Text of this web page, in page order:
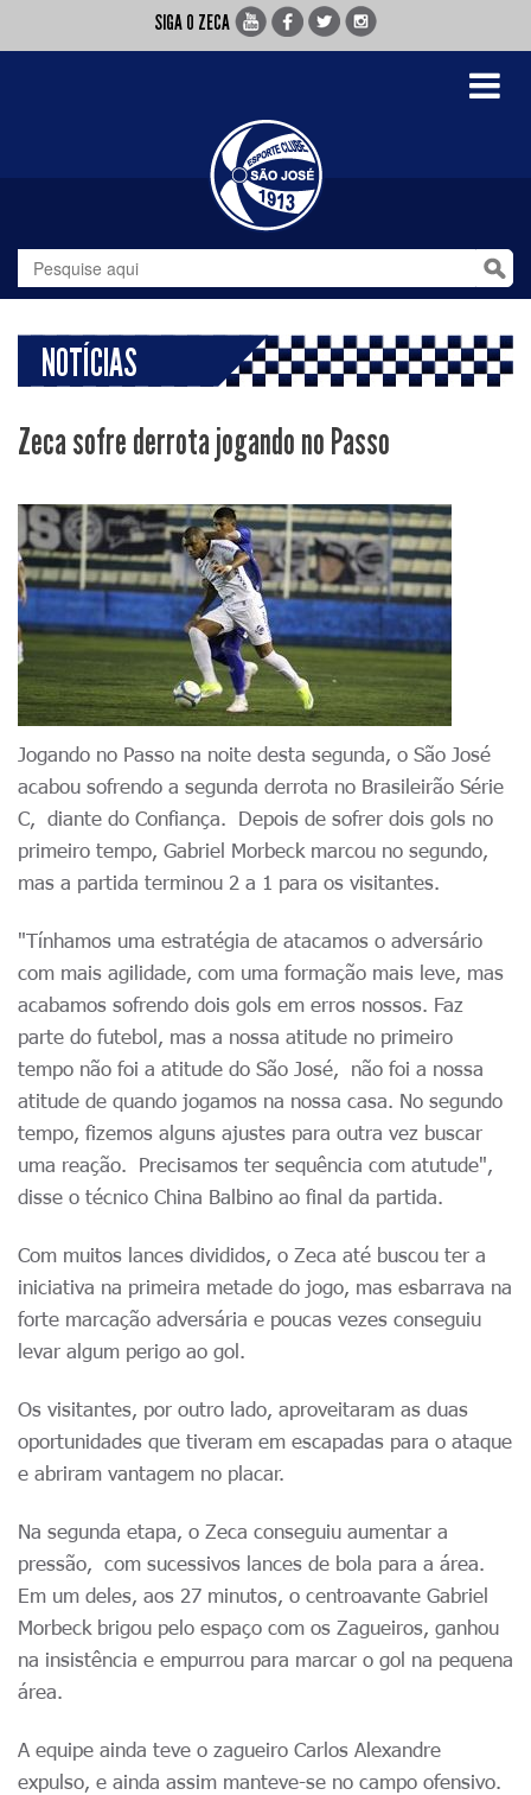
SIGA O ZECA
Toggle
NOTÍCIAS
Zeca sofre derrota jogando no Passo
Jogando no Passo na noite desta segunda, o São José
acabou sofrendo a segunda derrota no Brasileirão Série
C, diante do Confiança. Depois de sofrer dois gols no
primeiro tempo, Gabriel Morbeck marcou no segundo,
mas a partida terminou 2 a 1 para os visitantes.
"Tínhamos uma estratégia de atacamos o adversário
com mais agilidade, com uma formação mais leve, mas
acabamos sofrendo dois gols em erros nossos. Faz
parte do futebol, mas a nossa atitude no primeiro
tempo não foi a atitude do São José, não foi a nossa
atitude de quando jogamos na nossa casa. No segundo
tempo, fizemos alguns ajustes para outra vez buscar
uma reação. Precisamos ter sequência com atutude",
disse o técnico China Balbino ao final da partida.
Com muitos lances divididos, o Zeca até buscou ter a
iniciativa na primeira metade do jogo, mas esbarrava na
forte marcação adversária e poucas vezes conseguiu
levar algum perigo ao gol.
Os visitantes, por outro lado, aproveitaram as duas
oportunidades que tiveram em escapadas para o ataque
e abriram vantagem no placar.
Na segunda etapa, o Zeca conseguiu aumentar a
pressão, com sucessivos lances de bola para a área.
Em um deles, aos 27 minutos, o centroavante Gabriel
Morbeck brigou pelo espaço com os Zagueiros, ganhou
na insistência e empurrou para marcar o gol na pequena
área.
A equipe ainda teve o zagueiro Carlos Alexandre
expulso, e ainda assim manteve-se no campo ofensivo.